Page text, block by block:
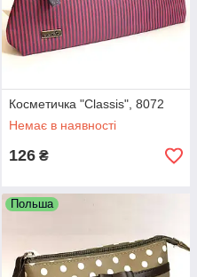
Косметичка "Classis", 8072
Немає в наявності
126 ₴
Польша